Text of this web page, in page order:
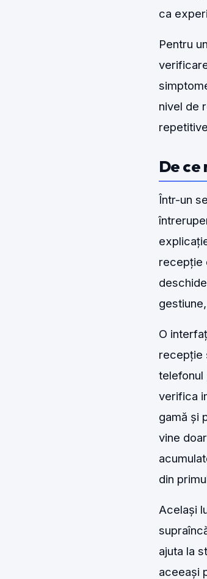
ca
Pentru
nivel de
De
Într-un
recepție
O
recepție
telefonul
verifica
gamă și
vine
din
Același
ajuta la
aceeași